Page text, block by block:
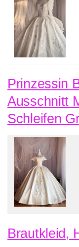
Prinzessin
Ausschnitt
Schleifen
Brautkleid,